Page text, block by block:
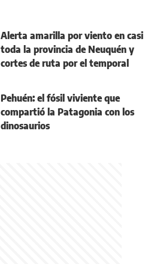
Alerta amarilla por viento en casi
toda la provincia de Neuquén y
cortes de ruta por el temporal
Pehuén: el fósil viviente que
compartió la Patagonia con los
dinosaurios